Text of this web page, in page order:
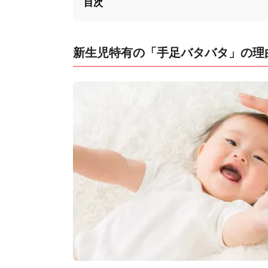
目次
新生児特有の「手足バタバタ」の理